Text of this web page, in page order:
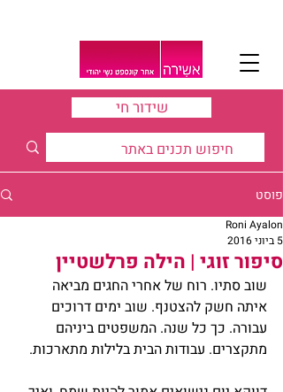
שידור חי
פוסט
סיפור זוגי | הילה פרלשטיין
Roni Ayalon
5 ביוני 2016
שוב סתיו. רוח של אחרי החגים מביאה
איתה חשק להצטנף. שוב ימים דרוכים
עבורה. כך כל שנה. המשפטים ביניהם
מתקצרים. עבודות הבית בלילות מתארכות.